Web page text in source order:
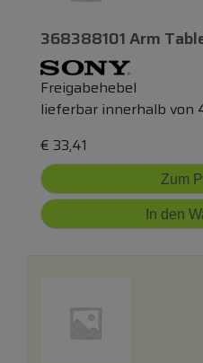
368388101 Arm
Freigabehebel
lieferbar innerhalb von
€ 33,41
Zum
In den